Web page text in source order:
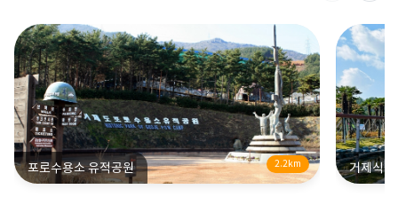
포로수용소 유적공원 2.2km 거제식